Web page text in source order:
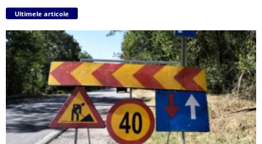
Ultimele articole